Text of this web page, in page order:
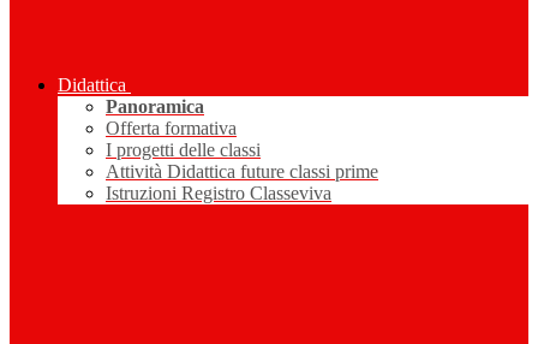
Didattica
Panoramica
Offerta formativa
I progetti delle classi
Attività Didattica future classi prime
Istruzioni Registro Classeviva